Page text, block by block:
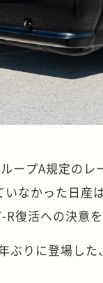
ループA規定
なかった日産
復活への決意を
ぶりに登場し